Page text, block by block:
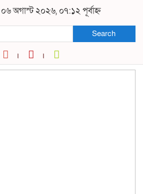
অগাস্ট ২০২৬, ০৭:১২ পূর্বাহ্ন
Search